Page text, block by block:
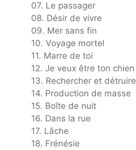
07. Le passager
08. Désir de vivre
09. Mer sans fin
10. Voyage mortel
11. Marre de toi
12. Je veux être ton chien
13. Rechercher et détruire
14. Production de masse
15. Boîte de nuit
16. Dans la rue
17. Lâche
18. Frénésie